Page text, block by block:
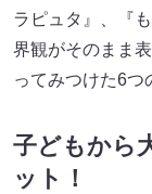
ラピュタ』、『
界観がそのまま
ってみつけた6つ
子どもから
ット！